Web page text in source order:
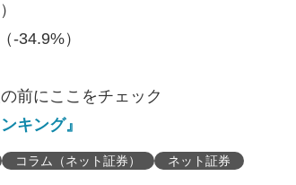
-34.9%）
前にここをチェック
キング』
コラム（ネット証券） ネット証券